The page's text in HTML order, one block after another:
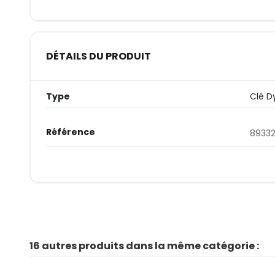
DÉTAILS DU PRODUIT
Type Clé
Référence
16 autres produits dans la même catégorie :